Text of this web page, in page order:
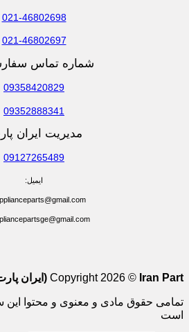
021-46802698
021-46802697
شماره تماس
09358420829
09352888341
مدیریت ایران
09127265489
ایمیل:
Copyright 2026 © Iran Part (ایران پارت)
تمامی حقوق مادی و معنوی و محتوا این
است